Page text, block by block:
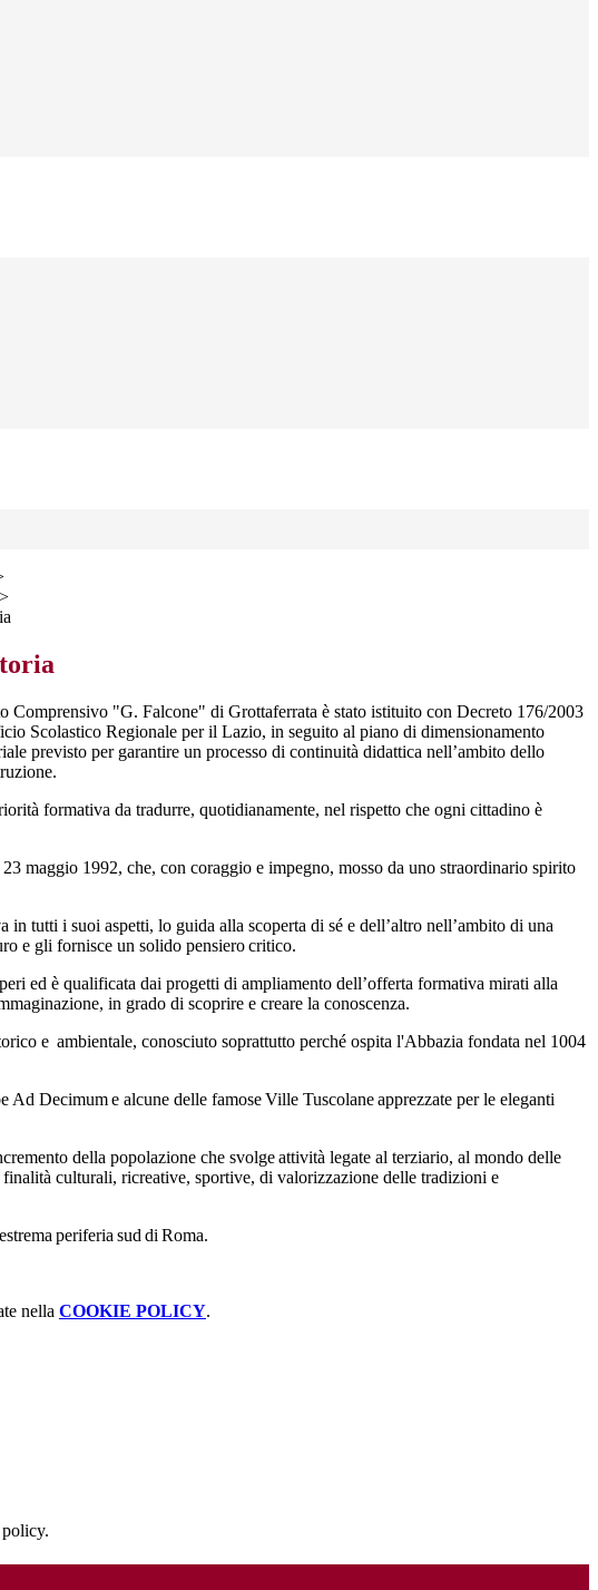
>
Comprensivo "G. Falcone" di Grottaferrata è stato istituito con Decreto 176/2003
Scolastico Regionale per il Lazio, in seguito al piano di dimensionamento
previsto per garantire un processo di continuità didattica nell’ambito dello
formativa da tradurre, quotidianamente, nel rispetto che ogni cittadino è
maggio 1992, che, con coraggio e impegno, mosso da uno straordinario spirito
tutti i suoi aspetti, lo guida alla scoperta di sé e dell’altro nell’ambito di una
e gli fornisce un solido pensiero critico.
ed è qualificata dai progetti di ampliamento dell’offerta formativa mirati alla
in grado di scoprire e creare la conoscenza.
e ambientale, conosciuto soprattutto perché ospita l'Abbazia fondata nel 1004
Ad Decimume alcune delle famoseVille Tuscolaneapprezzate per le eleganti
della popolazione che svolge attività legate al terziario, al mondo delle
culturali, ricreative, sportive, di valorizzazione delle tradizioni e
periferia sud di Roma.
nella COOKIE POLICY.